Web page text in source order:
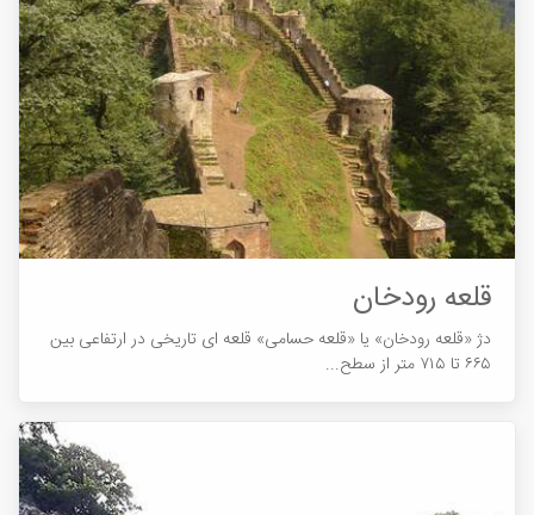
قلعه رودخان
دژ «قلعه رودخان» یا «قلعه حسامی» قلعه ای تاریخی در ارتفاعی بین
۶۶۵ تا ۷۱۵ متر از سطح...